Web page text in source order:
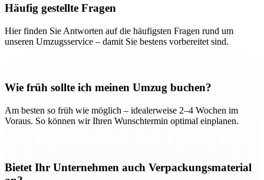
Häufig gestellte Fragen
Hier finden Sie Antworten auf die häufigsten Fragen rund um
unseren Umzugsservice – damit Sie bestens vorbereitet sind.
Wie früh sollte ich meinen Umzug buchen?
Am besten so früh wie möglich – idealerweise 2–4 Wochen im
Voraus. So können wir Ihren Wunschtermin optimal einplanen.
Bietet Ihr Unternehmen auch Verpackungsmaterial